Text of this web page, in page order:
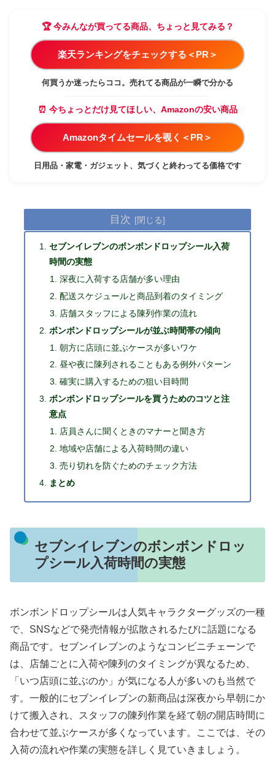
🏆 今みんなが買ってる商品、ちょっと見てみる？
楽天ランキングをチェックする＜PR＞
何買うか迷ったらココ。売れてる商品が一瞬で分かる
⏰ 今ちょっとだけ見てほしい、Amazonの安い商品
Amazonタイムセールを覗く＜PR＞
日用品・家電・ガジェット、気づくと終わってる価格です
目次
セブンイレブンのボンボンドロップシール入荷
時間の実態
深夜に入荷する店舗が多い理由
配送スケジュールと商品到着のタイミング
店舗スタッフによる陳列作業の流れ
ボンボンドロップシールが並ぶ時間帯の傾向
朝方に店頭に並ぶケースが多いワケ
昼や夜に陳列されることもある例外パターン
確実に購入するための狙い目時間
ボンボンドロップシールを買うためのコツと注
意点
店員さんに聞くときのマナーと聞き方
地域や店舗による入荷時間の違い
売り切れを防ぐためのチェック方法
まとめ
セブンイレブンのボンボンドロッ
プシール入荷時間の実態
ボンボンドロップシールは人気キャラクターグッズの一種
で、SNSなどで発売情報が拡散されるたびに話題になる
商品です。セブンイレブンのようなコンビニチェーンで
は、店舗ごとに入荷や陳列のタイミングが異なるため、
「いつ店頭に並ぶのか」が気になる人が多いのも当然で
す。一般的にセブンイレブンの新商品は深夜から早朝にか
けて搬入され、スタッフの陳列作業を経て朝の開店時間に
合わせて並ぶケースが多くなっています。ここでは、その
入荷の流れや作業の実態を詳しく見ていきましょう。